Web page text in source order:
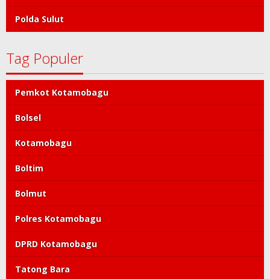
Polda Sulut
Tag Populer
Pemkot Kotamobagu
Bolsel
Kotamobagu
Boltim
Bolmut
Polres Kotamobagu
DPRD Kotamobagu
Tatong Bara